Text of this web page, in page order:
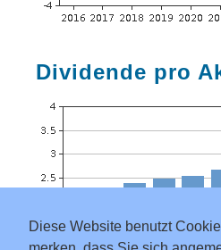
Diese Website benutzt
Dividende pro